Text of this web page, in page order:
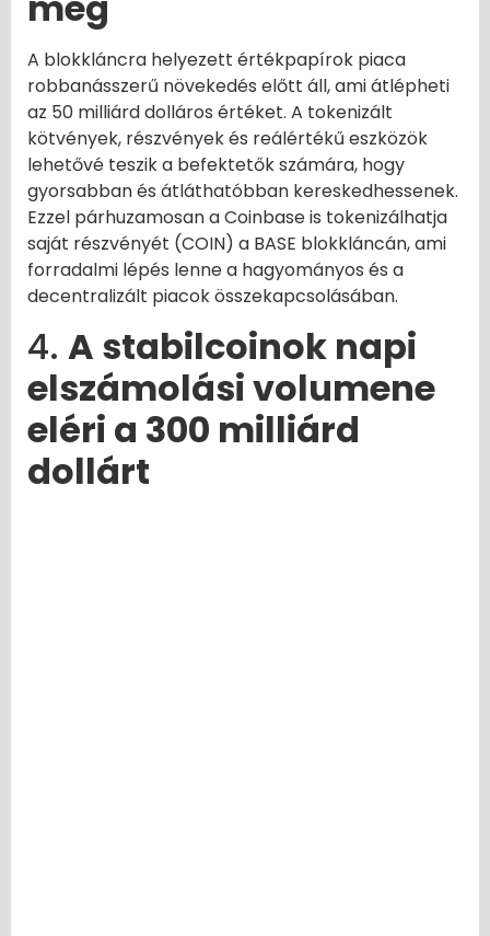
A blokkláncra helyezett értékpapírok piaca
robbanásszerű növekedés előtt áll, ami átlépheti
az 50 milliárd dolláros értéket. A tokenizált
kötvények, részvények és reálértékű eszközök
lehetővé teszik a befektetők számára, hogy
gyorsabban és átláthatóbban kereskedhessenek.
Ezzel párhuzamosan a Coinbase is tokenizálhatja
saját részvényét (COIN) a BASE blokkláncán, ami
forradalmi lépés lenne a hagyományos és a
decentralizált piacok összekapcsolásában.
4. A stabilcoinok napi
elszámolási volumene
eléri a 300 milliárd
dollárt